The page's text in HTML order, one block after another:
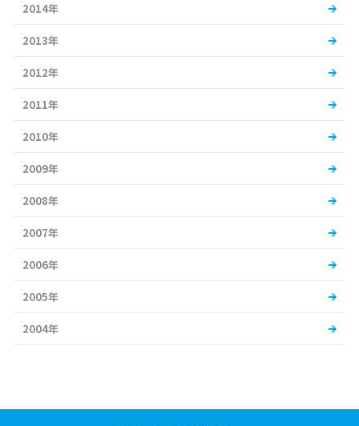
2014年
2013年
2012年
2011年
2010年
2009年
2008年
2007年
2006年
2005年
2004年